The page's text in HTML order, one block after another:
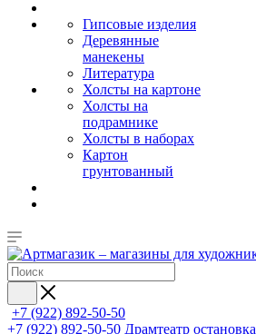
Гипсовые изделия
Деревянные
манекены
Литература
Холсты на картоне
Холсты на
подрамнике
Холсты в наборах
Картон
грунтованный
+7 (922) 892-50-50
+7 (922) 892-50-50 Драмтеатр остановка